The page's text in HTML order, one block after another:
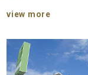
view more